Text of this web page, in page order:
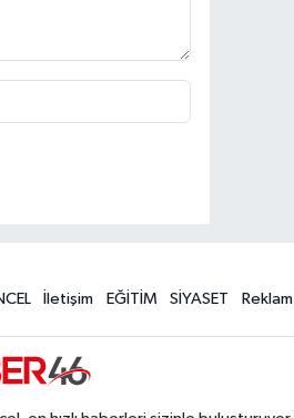
İletişim EĞİTİM SİYASET Reklam